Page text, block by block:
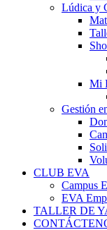
Lúdica y
Mi
Gestión
CLUB EVA
Campus
EVA
TALLER DE